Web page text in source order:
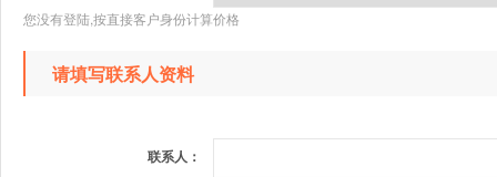
您没有登陆,按直接客户身份计算价格
请填写联系人资料
联系人：